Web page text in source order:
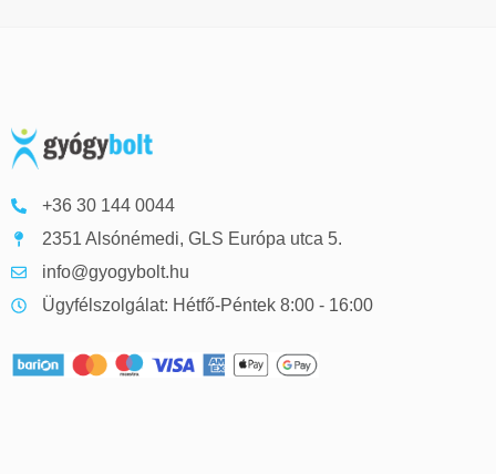
+36 30 144 0044
2351 Alsónémedi, GLS Európa utca 5.
info@gyogybolt.hu
Ügyfélszolgálat: Hétfő-Péntek 8:00 - 16:00